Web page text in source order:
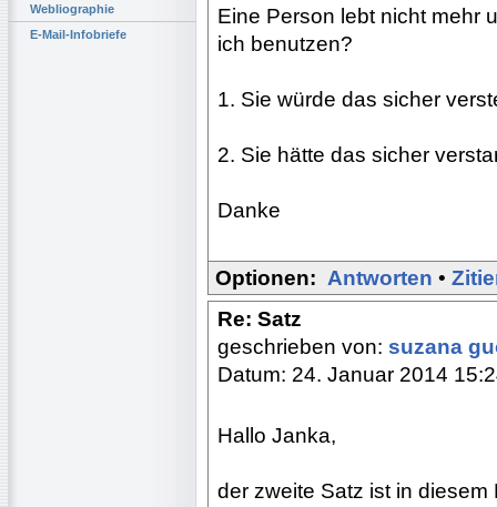
Webliographie
E-Mail-Infobriefe
Eine Person lebt nicht mehr
ich benutzen?
1. Sie würde das sicher
2. Sie hätte das sicher
Danke
Optionen: Antworten •
Re: Satz
geschrieben von: suzana
Datum: 24. Januar 2014
Hallo Janka,
der zweite Satz ist in diesem